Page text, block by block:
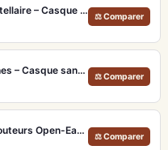
Apple AirPods Max Lumière stellaire – Casque Hi-Fi ANC pro et audio spatial immersif
⚖ Comparer
Bose QuietComfort Headphones – Casque sans fil à réduction de bruit légendaire
⚖ Comparer
Xiaomi OpenWear Stereo – Écouteurs Open-Ear Hi-Res avec réduction de fuite sonore
⚖ Comparer